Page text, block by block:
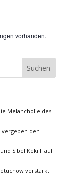
vorhanden.
Melancholie des
vergeben den
Sibel Kekilli auf
verstärkt